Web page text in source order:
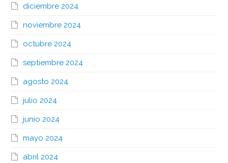
diciembre 2024
noviembre 2024
octubre 2024
septiembre 2024
agosto 2024
julio 2024
junio 2024
mayo 2024
abril 2024